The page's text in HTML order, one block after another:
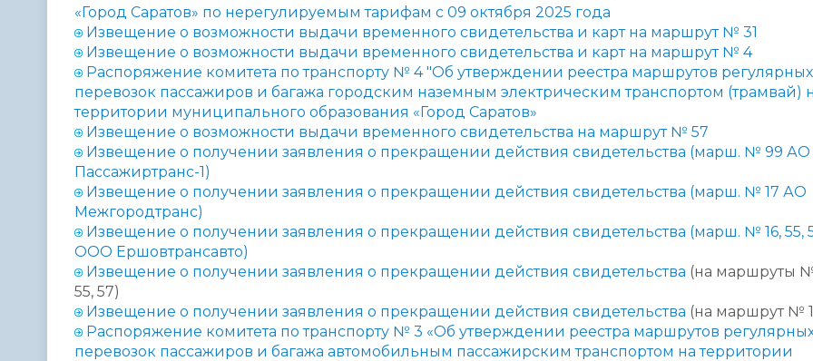
«Город Саратов» по нерегулируемым тарифам с 09 октября 2025 года
Извещение о возможности выдачи временного свидетельства и карт на маршрут № 31
Извещение о возможности выдачи временного свидетельства и карт на маршрут № 4
Распоряжение комитета по транспорту № 4 "Об утверждении реестра маршрутов регулярных
перевозок пассажиров и багажа городским наземным электрическим транспортом (трамвай)
территории муниципального образования «Город Саратов»
Извещение о возможности выдачи временного свидетельства на маршрут№ 57
Извещение о получении заявления о прекращении действия свидетельства (марш. № 99 АО
Пассажиртранс-1)
Извещение о получении заявления о прекращении действия свидетельства (марш. № 17 АО
Межгородтранс)
Извещение о получении заявления о прекращении действия свидетельства (марш. № 16, 55,
ООО Ершовтрансавто)
Извещение о получении заявления о прекращении действия свидетельства (на маршруты
55, 57)
Извещение о получении заявления о прекращении действия свидетельства (на маршрут №
Распоряжение комитета по транспорту № 3 «Об утверждении реестра маршрутов
перевозок пассажиров и багажа автомобильным пассажирским транспортом на территории